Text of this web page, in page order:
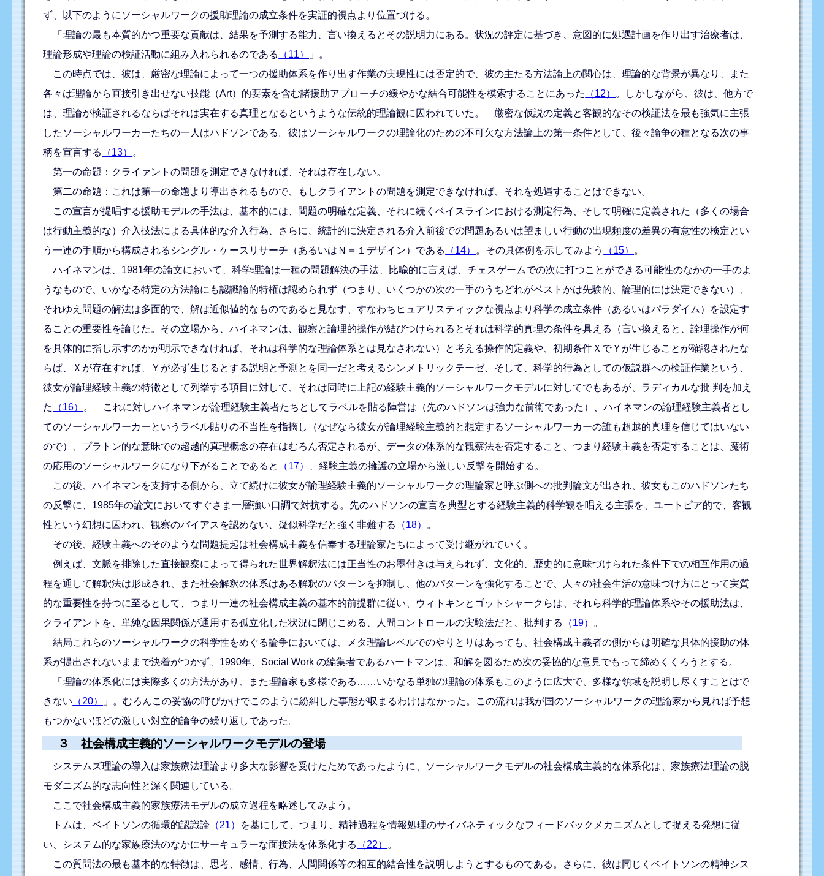
ず、以下のようにソーシャルワークの援助理論の成立条件を実証的視点より位置づける。
「理論の最も本質的かつ重要な貢献は、結果を予測する能力、言い換えるとその説明力にある。状況の評定に基づき、意図的に処遇計画を作り出す治療者は、
理論形成や理論の検証活動に組み入れられるのである
（11）
」。
この時点では、彼は、厳密な理論によって一つの援助体系を作り出す作業の実現性には否定的で、彼の主たる方法論上の関心は、理論的な背景が異なり、また
各々は理論から直接引き出せない技能（Art）的要素を含む諸援助アプローチの緩やかな結合可能性を模索することにあった
（12）
。しかしながら、彼は、他方で
は、理論が検証されるならばそれは実在する真理となるというような伝統的理論観に囚われていた。 厳密な仮説の定義と客観的なその検証法を最も強気に主張
したソーシャルワーカーたちの一人はハドソンである。彼はソーシャルワークの理論化のための不可欠な方法論上の第一条件として、後々論争の種となる次の事
柄を宣言する
（13）
。
第一の命題：クライァントの問題を測定できなければ、それは存在しない。
第二の命題：これは第一の命題より導出されるもので、もしクライアントの問題を測定できなければ、それを処遇することはできない。
この宣言が提唱する援助モデルの手法は、基本的には、間題の明確な定義、それに続くベイスラインにおける測定行為、そして明確に定義された（多くの場合
は行動主義的な）介入技法による具体的な介入行為、さらに、統計的に決定される介入前後での問題あるいは望ましい行動の出現頻度の差異の有意性の検定とい
う一連の手順から構成されるシングル・ケースリサーチ（あるいはＮ＝１デザイン）である
（14） 。その具体例を示してみよう （15）
。
ハイネマンは、1981年の論文において、科学理論は一種の問題解決の手法、比喩的に言えば、チェスゲームでの次に打つことができる可能性のなかの一手のよ
うなもので、いかなる特定の方法論にも認識論的特権は認められず（つまり、いくつかの次の一手のうちどれがベストかは先験的、論理的には決定できない）、
それゆえ問題の解法は多面的で、解は近似値的なものであると見なす、すなわちヒュアリスティックな視点より科学の成立条件（あるいはパラダイム）を設定す
ることの重要性を論じた。その立場から、ハイネマンは、観察と論理的操作が結びつけられるとそれは科学的真理の条件を具える（言い換えると、詮理操作が何
を具体的に指し示すのかが明示できなけれぱ、それは科学的な理論体系とは見なされない）と考える操作的定義や、初期条件ＸでＹが生じることが確認されたな
らば、Ｘが存在すれば、Ｙが必ず生じるとする説明と予測とを同一だと考えるシンメトリックテーゼ、そして、科学的行為としての仮説群への検証作業という、
彼女が論理経験主義の特徴として列挙する項目に対して、それは同時に上記の経験主義的ソーシャルワークモデルに対してでもあるが、ラディカルな批 判を加え
た
（16）
。 これに対しハイネマンが論理経験主義者たちとしてラベルを貼る陣営は（先のハドソンは強力な前衛であった）、ハイネマンの論理経験主義者とし
てのソーシャルワーカーというラベル貼りの不当性を指摘し（なぜなら彼女が論理経験主義的と想定するソーシャルワーカーの誰も超越的真理を信じてはいない
ので）、プラトン的な意昧での超越的真理概念の存在はむろん否定されるが、データの体系的な観察法を否定すること、つまり経験主義を否定することは、魔術
の応用のソーシャルワークになり下がることであると
（17）
、経験主義の擁護の立場から激しい反撃を開始する。
この後、ハイネマンを支持する側から、立て続けに彼女が諭理経験主義的ソーシャルワークの理論家と呼ぶ側への批判論文が出され、彼女もこのハドソンたち
の反撃に、1985年の論文においてすぐさま一層強い口調で対抗する。先のハドソンの宣言を典型とする経験主義的科学観を唱える主張を、ユートピア的で、客観
性という幻想に囚われ、観察のバイアスを認めない、疑似科学だと強く非難する
（18）
。
その後、経験主義へのそのような問題提起は社会構成主義を信奉する理論家たちによって受け継がれていく。
例えば、文脈を排除した直接観察によって得られた世界解釈法には正当性のお墨付きは与えられず、文化的、歴史的に意味づけられた条件下での相互作用の過
程を通して解釈法は形成され、また社会解釈の体系はある解釈のパターンを抑制し、他のパターンを強化することで、人々の社会生活の意味づけ方にとって実質
的な重要性を持つに至るとして、つまり一連の社会構成主義の基本的前提群に従い、ウィトキンとゴットシャークらは、それら科学的理論体系やその援助法は、
クライアントを、単純な因果関係が通用する孤立化した状況に閉じこめる、人間コントロールの実験法だと、批判する
（19）
。
結局これらのソーシャルワークの科学性をめぐる論争においては、メタ理論レベルでのやりとりはあっても、社会構成主義者の側からは明確な具体的援助の体
系が提出されないままで決着がつかず、1990年、Social Work の編集者であるハートマンは、和解を図るため次の妥協的な意見でもって締めくくろうとする。
「理論の体系化には実際多くの方法があり、また理論家も多様である……いかなる単独の理論の体系もこのように広大で、多様な領域を説明し尽くすことはで
きない （20）
」。むろんこの妥協の呼びかけでこのように紛糾した事態が収まるわけはなかった。この流れは我が国のソーシャルワークの理論家から見れば予想
もつかないほどの激しい対立的論争の繰り返しであった。
３ 社会構成主義的ソーシャルワークモデルの登場
システムズ理論の導入は家族療法理論より多大な影響を受けたためであったように、ソーシャルワークモデルの社会構成主義的な体系化は、家族療法理論の脱
モダニズム的な志向性と深く関連している。
ここで社会構成主義的家族療法モデルの成立過程を略述してみよう。
トムは、ベイトソンの循環的認識論 （21）
を基にして、つまり、精神過程を情報処理のサイバネティックなフィードバックメカニズムとして捉える発想に従
い、システム的な家族療法のなかにサーキュラーな面接法を体系化する
（22）
。
この質問法の最も基本的な特徴は、思考、感情、行為、人間関係等の相互的結合性を説明しようとするものである。さらに、彼は同じくベイトソンの精神シス